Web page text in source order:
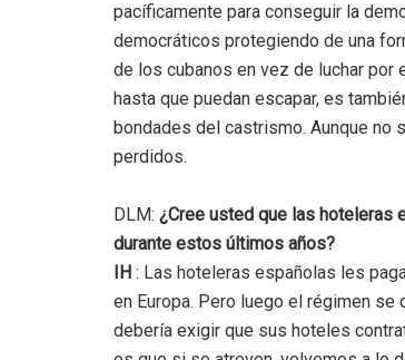
pacíficamente para conseguir la
democráticos protegiendo de una
de los cubanos en vez de luchar por
hasta que puedan escapar, es
bondades del castrismo. Aunque no
perdidos.
DLM: ¿Cree usted que las hoteleras
durante estos últimos años?
IH : Las hoteleras españolas les
en Europa. Pero luego el régimen
debería exigir que sus hoteles